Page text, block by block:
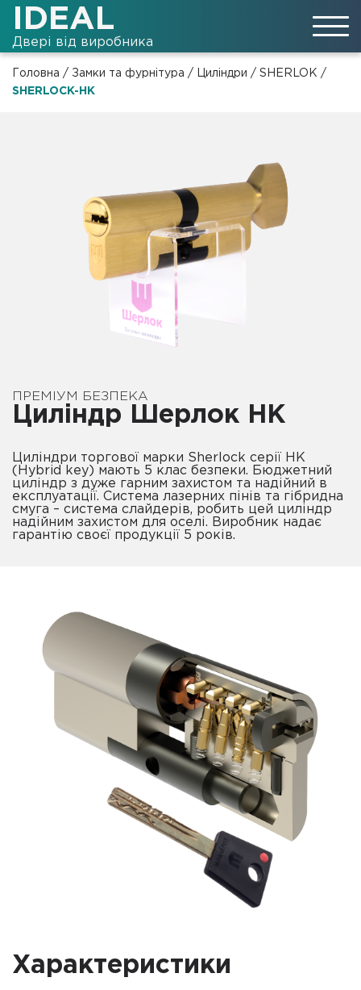
IDEAL
Двері від виробника
Головна / Замки та фурнітура / Циліндри / SHERLOK /
SHERLOCK-HK
ПРЕМІУМ БЕЗПЕКА
Циліндр Шерлок HK
Циліндри торгової марки Sherlock серії HK
(Hybrid key) мають 5 клас безпеки. Бюджетний
циліндр з дуже гарним захистом та надійний в
експлуатації. Система лазерних пінів та гібридна
смуга – система слайдерів, робить цей циліндр
надійним захистом для оселі. Виробник надає
гарантію своєї продукції 5 років.
Характеристики